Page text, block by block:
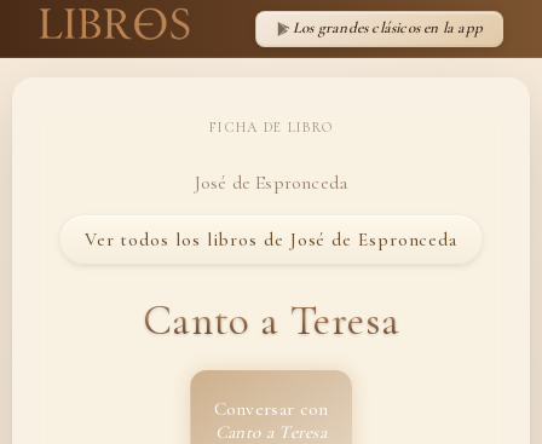
Los grandes clásicos en la app
FICHA DE LIBRO
José de Espronceda
Ver todos los libros de José de Espronceda
Canto a Teresa
Conversar con
Canto a Teresa